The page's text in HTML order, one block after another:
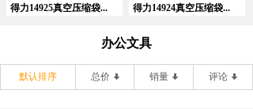
得力14925真空压缩袋... 得力14924真空压缩袋...
办公文具
默认排序 总价 销量 评论